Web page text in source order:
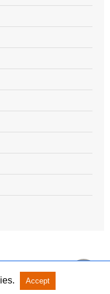
Logistics and Trade Solutions All
Accept